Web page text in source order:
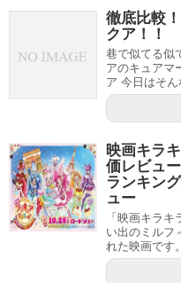
徹底比較
クア！！
巷で似てる似
アのキュアマ
ア 今日はそ
映画キラ
価レビュ
ランキン
ュー
「映画キラ
い出のミルフ
れた映画です